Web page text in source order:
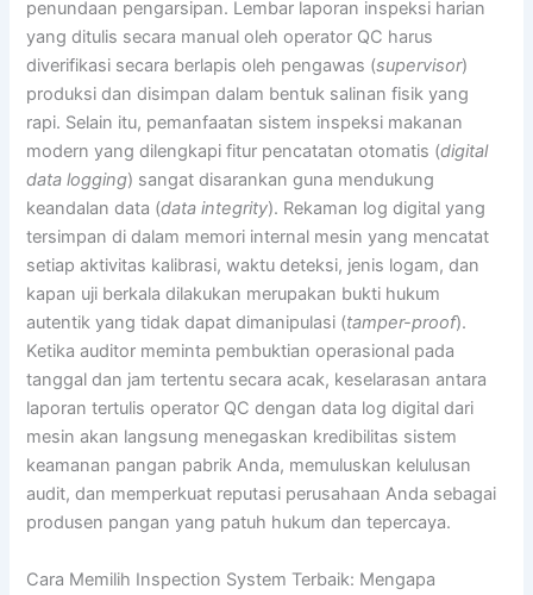
penundaan pengarsipan. Lembar laporan inspeksi harian
yang ditulis secara manual oleh operator QC harus
diverifikasi secara berlapis oleh pengawas (supervisor)
produksi dan disimpan dalam bentuk salinan fisik yang
rapi. Selain itu, pemanfaatan sistem inspeksi makanan
modern yang dilengkapi fitur pencatatan otomatis (digital
data logging) sangat disarankan guna mendukung
keandalan data (data integrity). Rekaman log digital yang
tersimpan di dalam memori internal mesin yang mencatat
setiap aktivitas kalibrasi, waktu deteksi, jenis logam, dan
kapan uji berkala dilakukan merupakan bukti hukum
autentik yang tidak dapat dimanipulasi (tamper-proof).
Ketika auditor meminta pembuktian operasional pada
tanggal dan jam tertentu secara acak, keselarasan antara
laporan tertulis operator QC dengan data log digital dari
mesin akan langsung menegaskan kredibilitas sistem
keamanan pangan pabrik Anda, memuluskan kelulusan
audit, dan memperkuat reputasi perusahaan Anda sebagai
produsen pangan yang patuh hukum dan tepercaya.
Cara Memilih Inspection System Terbaik: Mengapa